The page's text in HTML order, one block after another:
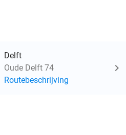
Delft
Oude Delft 74
Routebeschrijving